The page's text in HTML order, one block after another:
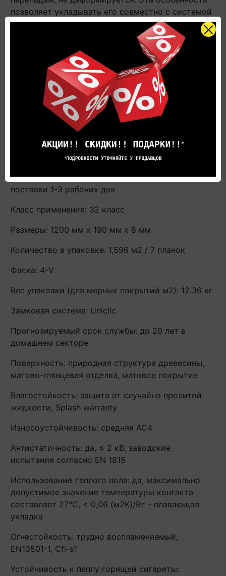
позволяет укладывать его совместно с системой
«тёплый пол».
Купить Ламинат Quick-Step CLH4085
Классический (Classic) Дуб натуральный
рустикальный, 32 класс влагостойкий по цене
производителя с доставкой вы всегда можете в
фирменном салоне напольных покрытий Quick-
Страна производства: Россия
Завод производителя: UNILIN bvba – division
Flooring Ooigemstraat (Россия)
Наличие: В наличии на главном складе, срок
поставки 1-3 рабочих дня
Класс применения: 32 класс
Размеры: 1200 мм х 190 мм х 8 мм
Количество в упаковке: 1,596 м2 / 7 планок
Фаска: 4-V
Вес упаковки (для мерных покрытий м2): 12.36 кг
Замковая система: Uniclic
Прогнозируемый срок службы: до 20 лет в
домашнем секторе
Поверхность: природная структура древесины,
матово-глянцевая отделка, матовое покрытие
Влагостойкость: защита от случайно пролитой
жидкости, Splash warranty
Износоустойчивость: средняя AC4
Антистатичность: да, ≤ 2 кВ, заводские
испытания согласно EN 1815
Использование теплого пола: да, максимально
допустимое значение температуры контакта
составляет 27°С, < 0,06 (м2K)/Вт - плавающая
укладка
Огнестойкость: трудно воспламеняемый,
EN13501-1, Cfl-s1
Устойчивость к пеплу горящей сигареты: